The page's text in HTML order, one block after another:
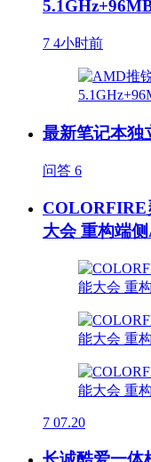
7 4小时前
最新笔记本独
问答 6
COLORFIRE
大会 重构端
7 07.20